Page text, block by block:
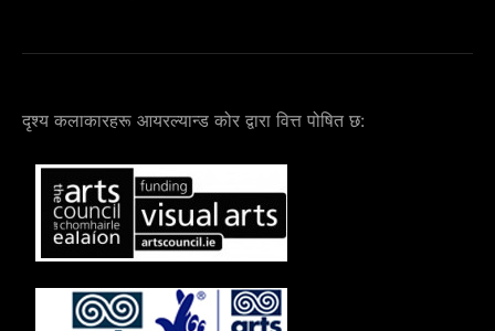
दृश्य कलाकारहरू आयरल्यान्ड कोर द्वारा वित्त पोषित छ: